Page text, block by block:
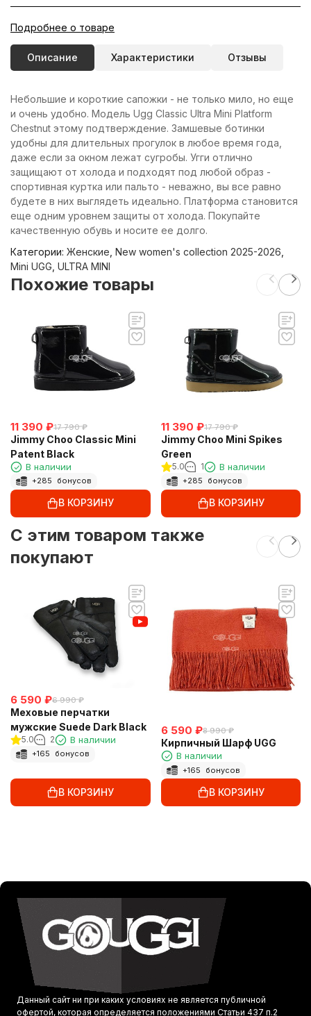
Подробнее о товаре
Описание Характеристики Отзывы
Небольшие и короткие сапожки - не только мило, но еще
и очень удобно. Модель Ugg Classic Ultra Mini Platform
Chestnut этому подтверждение. Замшевые ботинки
удобны для длительных прогулок в любое время года,
даже если за окном лежат сугробы. Угги отлично
защищают от холода и подходят под любой образ -
спортивная куртка или пальто - неважно, вы все равно
будете в них выглядеть идеально. Платформа становится
еще одним уровнем защиты от холода. Покупайте
качественную обувь и носите ее долго.
Категории: Женские New women's collection 2025-2026
Mini UGG ULTRA MINI
Похожие товары
11 390 ₽17 790 ₽
Jimmy Choo Classic Mini
Patent Black
В наличии
+285 бонусов
В КОРЗИНУ
11 390 ₽17 790 ₽
Jimmy Choo Mini Spikes
Green
5.0 1 В наличии
+285 бонусов
В КОРЗИНУ
C этим товаром также
покупают
6 590 ₽6 990 ₽
Меховые перчатки
мужские Suede Dark Black
5.0 2 В наличии
+165 бонусов
В КОРЗИНУ
6 590 ₽8 990 ₽
Кирпичный Шарф UGG
В наличии
+165 бонусов
В КОРЗИНУ
Данный сайт ни при каких условиях не является публичной
офертой, которая определяется положениями Статьи 437 п.2